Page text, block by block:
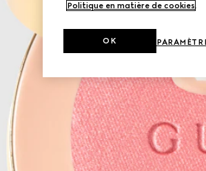
Politique en matière de cookies.
OK